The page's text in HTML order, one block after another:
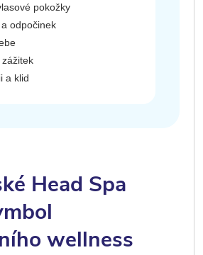
pokožky
odpočinek
a klid
Head Spa
wellness